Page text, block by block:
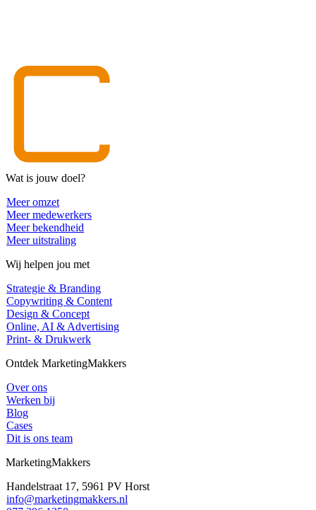
Wat is jouw doel?
Meer omzet
Meer medewerkers
Meer bekendheid
Meer uitstraling
Wij helpen jou met
Strategie & Branding
Copywriting & Content
Design & Concept
Online, AI & Advertising
Print- & Drukwerk
Ontdek MarketingMakkers
Over ons
Werken bij
Blog
Cases
Dit is ons team
MarketingMakkers
Handelstraat 17, 5961 PV Horst
info@marketingmakkers.nl